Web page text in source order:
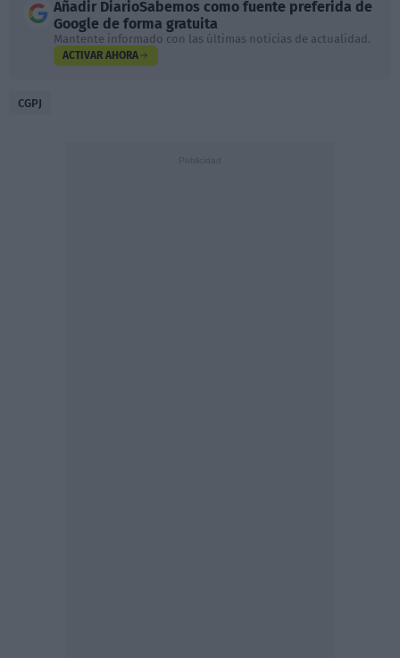
Añadir DiarioSabemos como fuente preferida de
Google de forma gratuita
Mantente informado con las últimas noticias de actualidad.
ACTIVAR AHORA
CGPJ